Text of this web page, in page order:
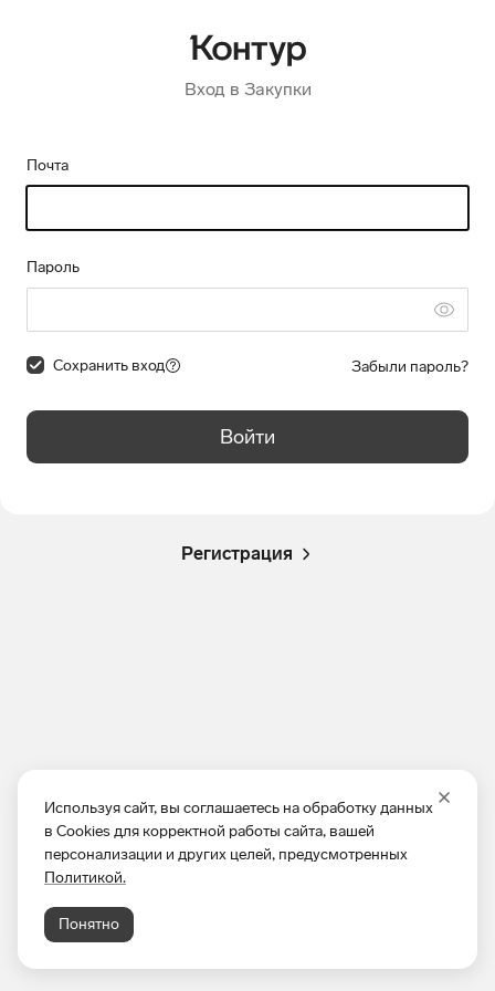
Используя сайт, вы соглашаетесь на обработку данных
в Cookies для корректной работы сайта, вашей
персонализации и других целей, предусмотренных
Политикой.
Понятно
Вход в Закупки
Почта
Пароль
Сохранить вход Забыли пароль?
Войти
Регистрация